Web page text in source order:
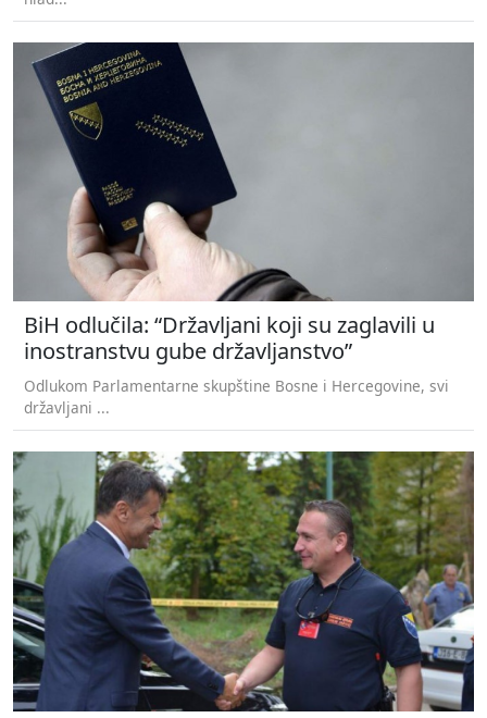
BiH odlučila: “Državljani koji su zaglavili u
inostranstvu gube državljanstvo”
Odlukom Parlamentarne skupštine Bosne i Hercegovine, svi
državljani ...